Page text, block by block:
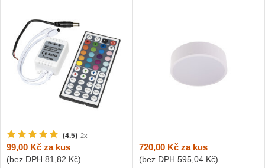
(4.5) 2x
99,00 Kč za kus
(bez DPH 81,82 Kč)
720,00 Kčza kus
(bez DPH 595,04 Kč)